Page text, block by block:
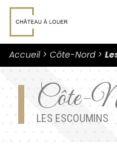
Accueil Côte-Nord
Côte-
LES ESCOUMINS